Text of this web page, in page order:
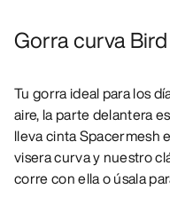
Gorra curva
Tu gorra ideal para los
aire, la parte delantera
lleva cinta Spacermesh
visera curva y nuestro
corre con ella o úsala